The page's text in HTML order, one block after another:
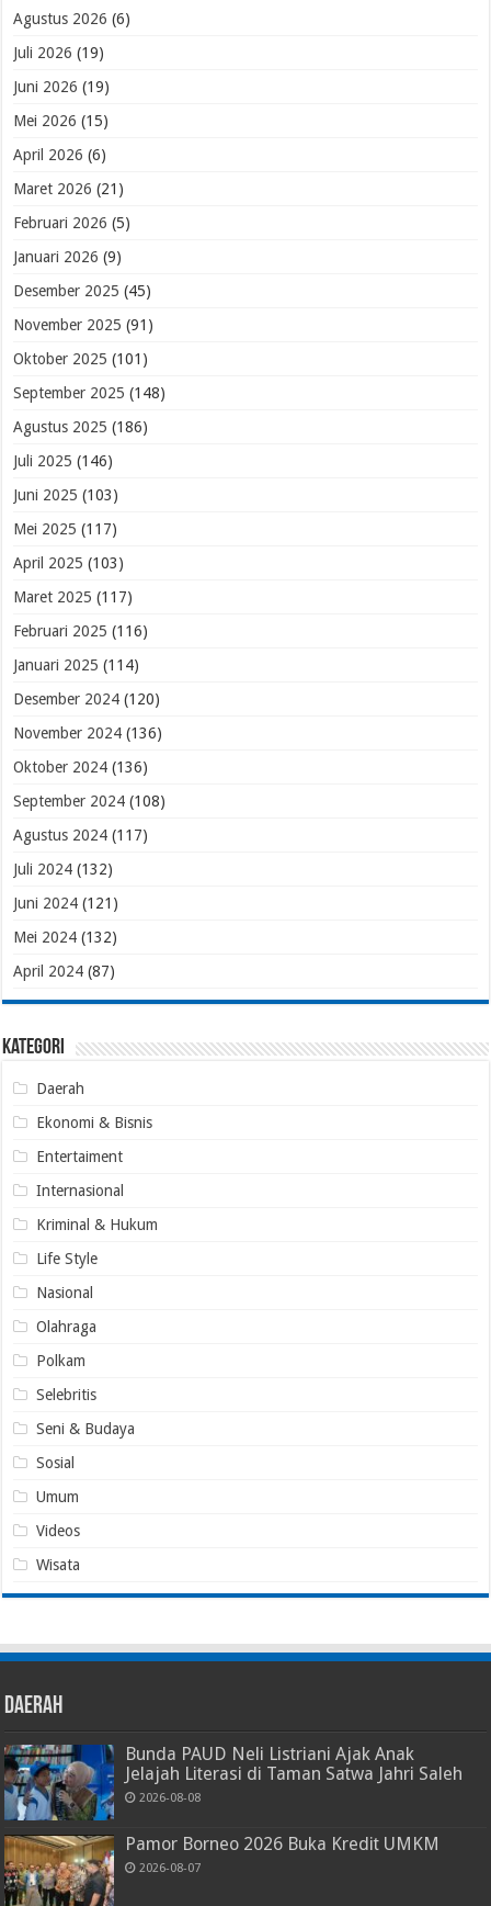
Agustus 2026 (6)
Juli 2026 (19)
Juni 2026 (19)
Mei 2026 (15)
April 2026 (6)
Maret 2026 (21)
Februari 2026 (5)
Januari 2026 (9)
Desember 2025 (45)
November 2025 (91)
Oktober 2025 (101)
September 2025 (148)
Agustus 2025 (186)
Juli 2025 (146)
Juni 2025 (103)
Mei 2025 (117)
April 2025 (103)
Maret 2025 (117)
Februari 2025 (116)
Januari 2025 (114)
Desember 2024 (120)
November 2024 (136)
Oktober 2024 (136)
September 2024 (108)
Agustus 2024 (117)
Juli 2024 (132)
Juni 2024 (121)
Mei 2024 (132)
April 2024 (87)
Kategori
Daerah
Ekonomi & Bisnis
Entertaiment
Internasional
Kriminal & Hukum
Life Style
Nasional
Olahraga
Polkam
Selebritis
Seni & Budaya
Sosial
Umum
Videos
Wisata
Daerah
Bunda PAUD Neli Listriani Ajak Anak
Jelajah Literasi di Taman Satwa Jahri Saleh
2026-08-08
Pamor Borneo 2026 Buka Kredit UMKM
2026-08-07